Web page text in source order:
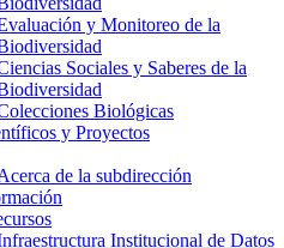
y Monitoreo de la
Sociales y Saberes de la
Biológicas
y Proyectos
de la subdirección
Institucional de Datos